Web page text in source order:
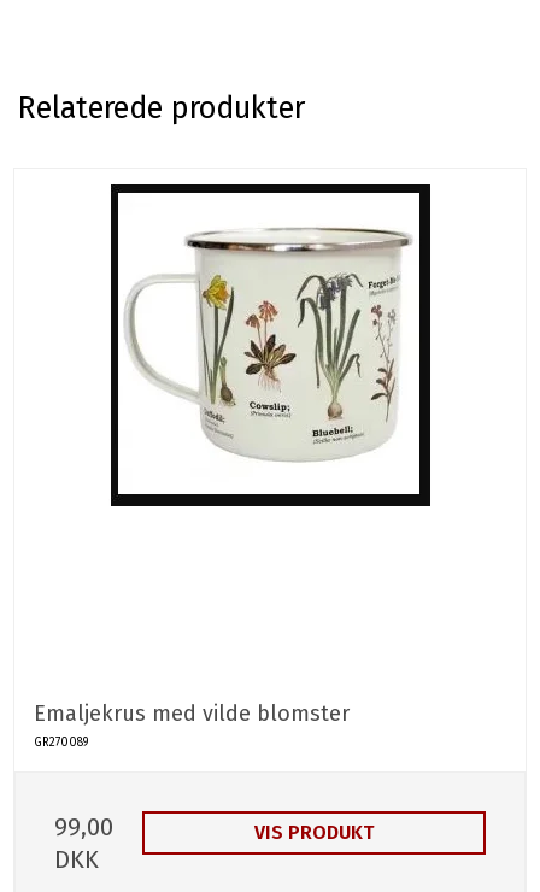
Relaterede produkter
Emaljekrus med vilde blomster
GR270089
99,00
DKK
VIS PRODUKT